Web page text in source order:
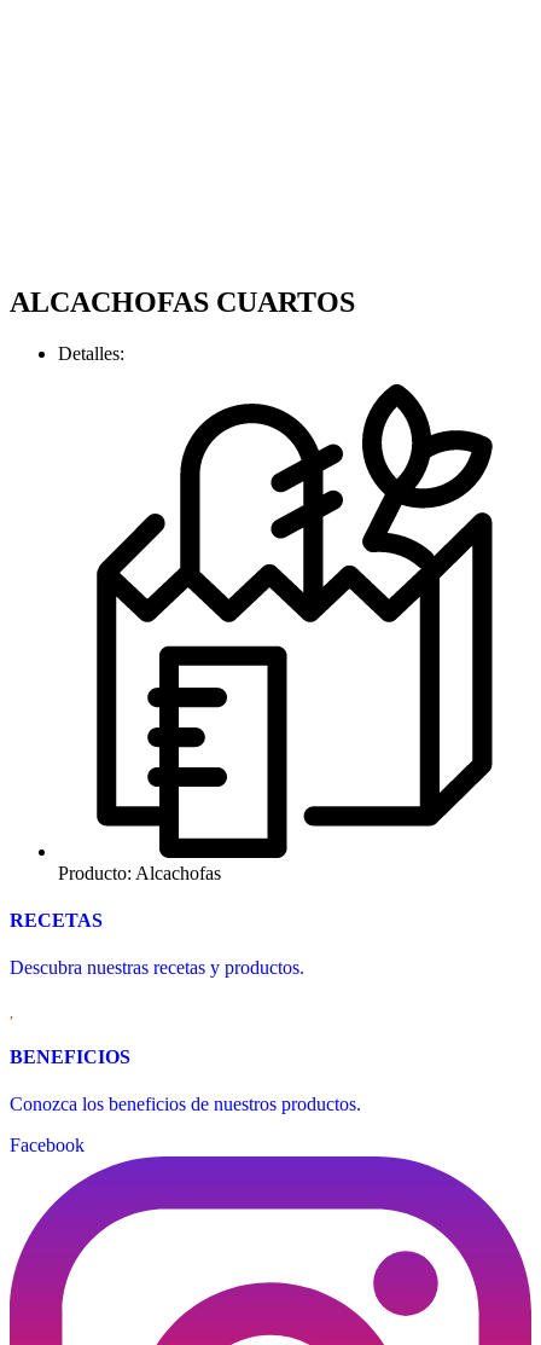
ALCACHOFAS CUARTOS
Detalles:
Producto: Alcachofas
RECETAS
Descubra nuestras recetas y productos.
BENEFICIOS
Conozca los beneficios de nuestros productos.
Facebook